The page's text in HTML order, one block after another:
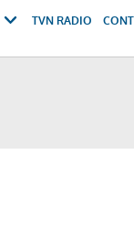
TVN RADIO